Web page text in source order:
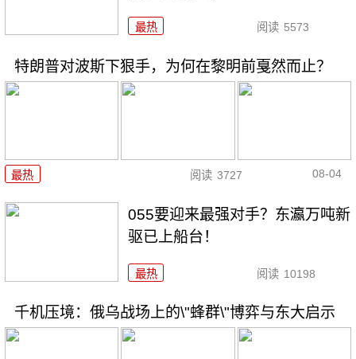
最热 阅读 5573
特朗普对波斯下狠手，为何在黎明前戛然而止？
最热 阅读 3727 08-04
055要迎来最强对手？东瀛万吨新
驱已上船台！
最热 阅读 10198
千机压境：俄乌战场上的\"蜂群\"博弈与东大启示